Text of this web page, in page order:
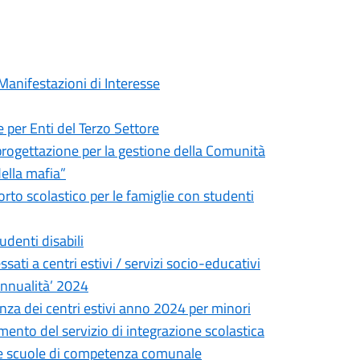
di Interesse
Enti del Terzo Settore
per la gestione della Comunità
mafia”
scolastico per le famiglie con studenti
disabili
a centri estivi / servizi socio-educativi
2024
dei centri estivi anno 2024 per minori
del servizio di integrazione scolastica
di competenza comunale